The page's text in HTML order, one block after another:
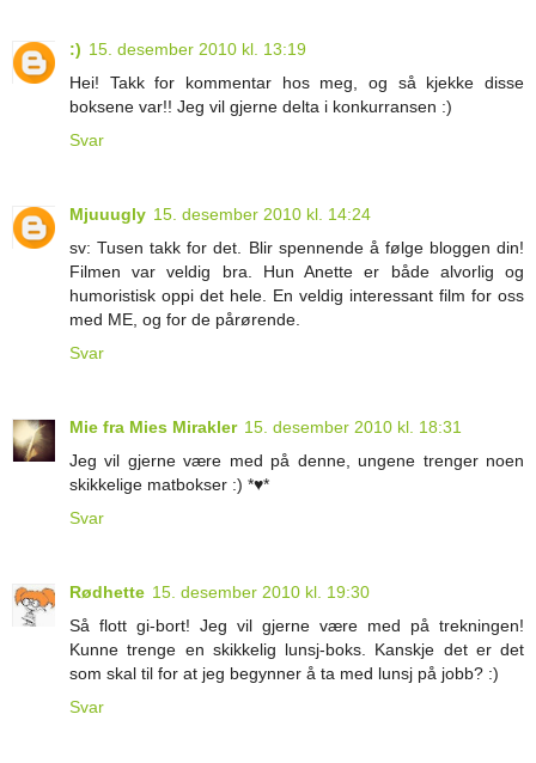
:) 15. desember 2010 kl. 13:19
Hei! Takk for kommentar hos meg, og så kjekke disse
boksene var!! Jeg vil gjerne delta i konkurransen :)
Svar
Mjuuugly 15. desember 2010 kl. 14:24
sv: Tusen takk for det. Blir spennende å følge bloggen din!
Filmen var veldig bra. Hun Anette er både alvorlig og
humoristisk oppi det hele. En veldig interessant film for oss
med ME, og for de pårørende.
Svar
Mie fra Mies Mirakler 15. desember 2010 kl. 18:31
Jeg vil gjerne være med på denne, ungene trenger noen
skikkelige matbokser :) *♥*
Svar
Rødhette 15. desember 2010 kl. 19:30
Så flott gi-bort! Jeg vil gjerne være med på trekningen!
Kunne trenge en skikkelig lunsj-boks. Kanskje det er det
som skal til for at jeg begynner å ta med lunsj på jobb? :)
Svar